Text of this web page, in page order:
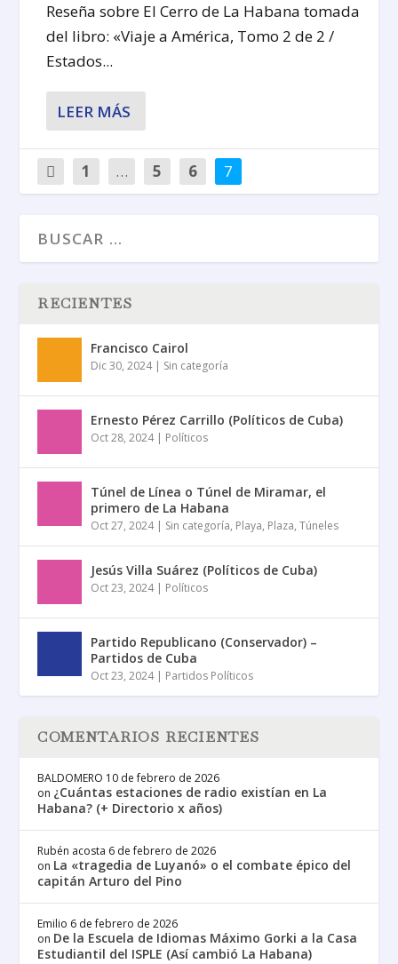
Reseña sobre El Cerro de La Habana tomada
del libro: «Viaje a América, Tomo 2 de 2 /
Estados...
LEER MÁS
1 … 5 6 7
RECIENTES
Francisco Cairol
Dic 30, 2024| Sin categoría
Ernesto Pérez Carrillo (Políticos de Cuba)
Oct 28, 2024| Políticos
Túnel de Línea o Túnel de Miramar, el
primero de La Habana
Oct 27, 2024| Sin categoría, Playa, Plaza,Túneles
Jesús Villa Suárez (Políticos de Cuba)
Oct 23, 2024| Políticos
Partido Republicano (Conservador) –
Partidos de Cuba
Oct 23, 2024| Partidos Políticos
COMENTARIOS RECIENTES
BALDOMERO 10 de febrero de 2026
on ¿Cuántas estaciones de radio existían en La
Habana? (+ Directorio x años)
Rubén acosta 6 de febrero de 2026
on La «tragedia de Luyanó» o el combate épico del
capitán Arturo del Pino
Emilio 6 de febrero de 2026
on De la Escuela de Idiomas Máximo Gorki a la Casa
Estudiantil del ISPLE (Así cambió La Habana)